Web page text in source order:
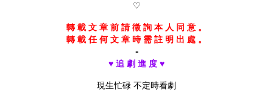
♡
轉 載 文 章 前 請 徵 詢 本 人 同 意 。
轉 載 任 何 文 章 時 需 註 明 出 處 。
-
♥ 追 劇 進 度 ♥
現生忙碌 不定時看劇